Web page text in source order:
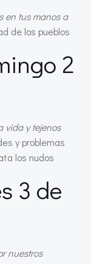
en tus manos a
de los pueblos
2
vida y tejenos
y problemas
los nudos
3 de
nuestros